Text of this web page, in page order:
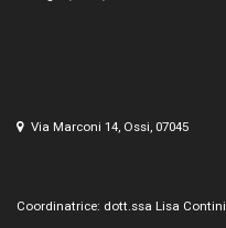
Via Marconi 14, Ossi, 07045
Coordinatrice: dott.ssa Lisa Contini